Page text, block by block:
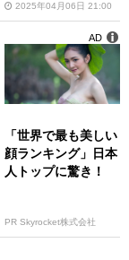
2025年04月06日 21:00
「世界で最も美しい
顔ランキング」日本
人トップに驚き！
PR Skyrocket株式会社
AD